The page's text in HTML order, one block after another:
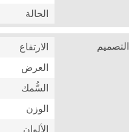
الحالة
التصميم الارتفاع
العرض
السُّمك
الوزن
الألوان